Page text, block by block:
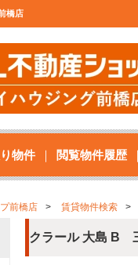
橋店
物件 閲覧物件履歴
前橋店 賃貸物件検索
クラール 大島 B